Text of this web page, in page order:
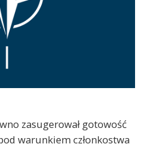
zasugerował gotowość
warunkiem członkostwa